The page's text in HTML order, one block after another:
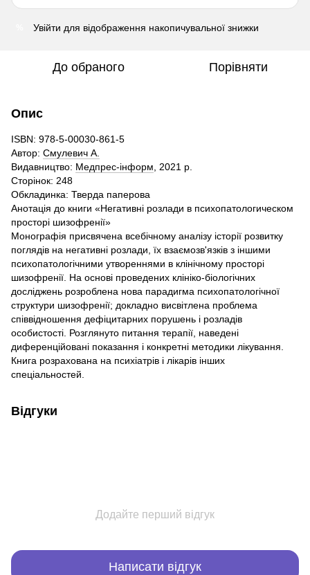
Увійти для відображення накопичувальної знижки
До обраного Порівняти
Опис
ISBN: 978-5-00030-861-5
Автор: Смулевич А.
Видавництво: Медпрес-інформ
2021 р.
Сторінок: 248
Обкладинка: Тверда паперова
Анотація до книги «Негативні розлади в психопатологическом
просторі шизофренії»
Монографія присвячена всебічному аналізу історії розвитку
поглядів на негативні розлади, їх взаємозв'язків з іншими
психопатологічними утвореннями в клінічному просторі
шизофренії. На основі проведених клініко-біологічних
досліджень розроблена нова парадигма психопатологічної
структури шизофренії; докладно висвітлена проблема
співвідношення дефіцитарних порушень і розладів
особистості. Розглянуто питання терапії, наведені
диференційовані показання і конкретні методики лікування.
Книга розрахована на психіатрів і лікарів інших
спеціальностей.
Відгуки
Додайте перший відгук
Написати відгук